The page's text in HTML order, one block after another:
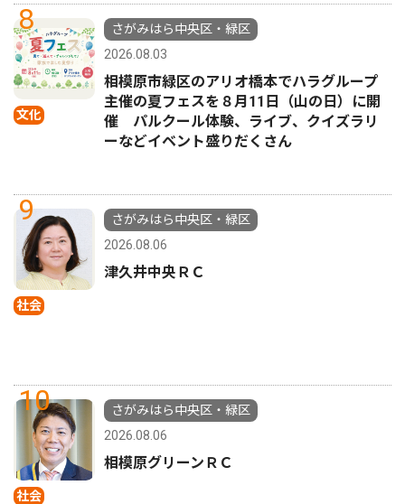
8
文化
さがみはら中央区・緑区
2026.08.03
相模原市緑区のアリオ橋本でハラグループ
主催の夏フェスを８月11日（山の日）に開
催 パルクール体験、ライブ、クイズラリ
ーなどイベント盛りだくさん
9
社会
さがみはら中央区・緑区
2026.08.06
津久井中央ＲＣ
10
社会
さがみはら中央区・緑区
2026.08.06
相模原グリーンＲＣ